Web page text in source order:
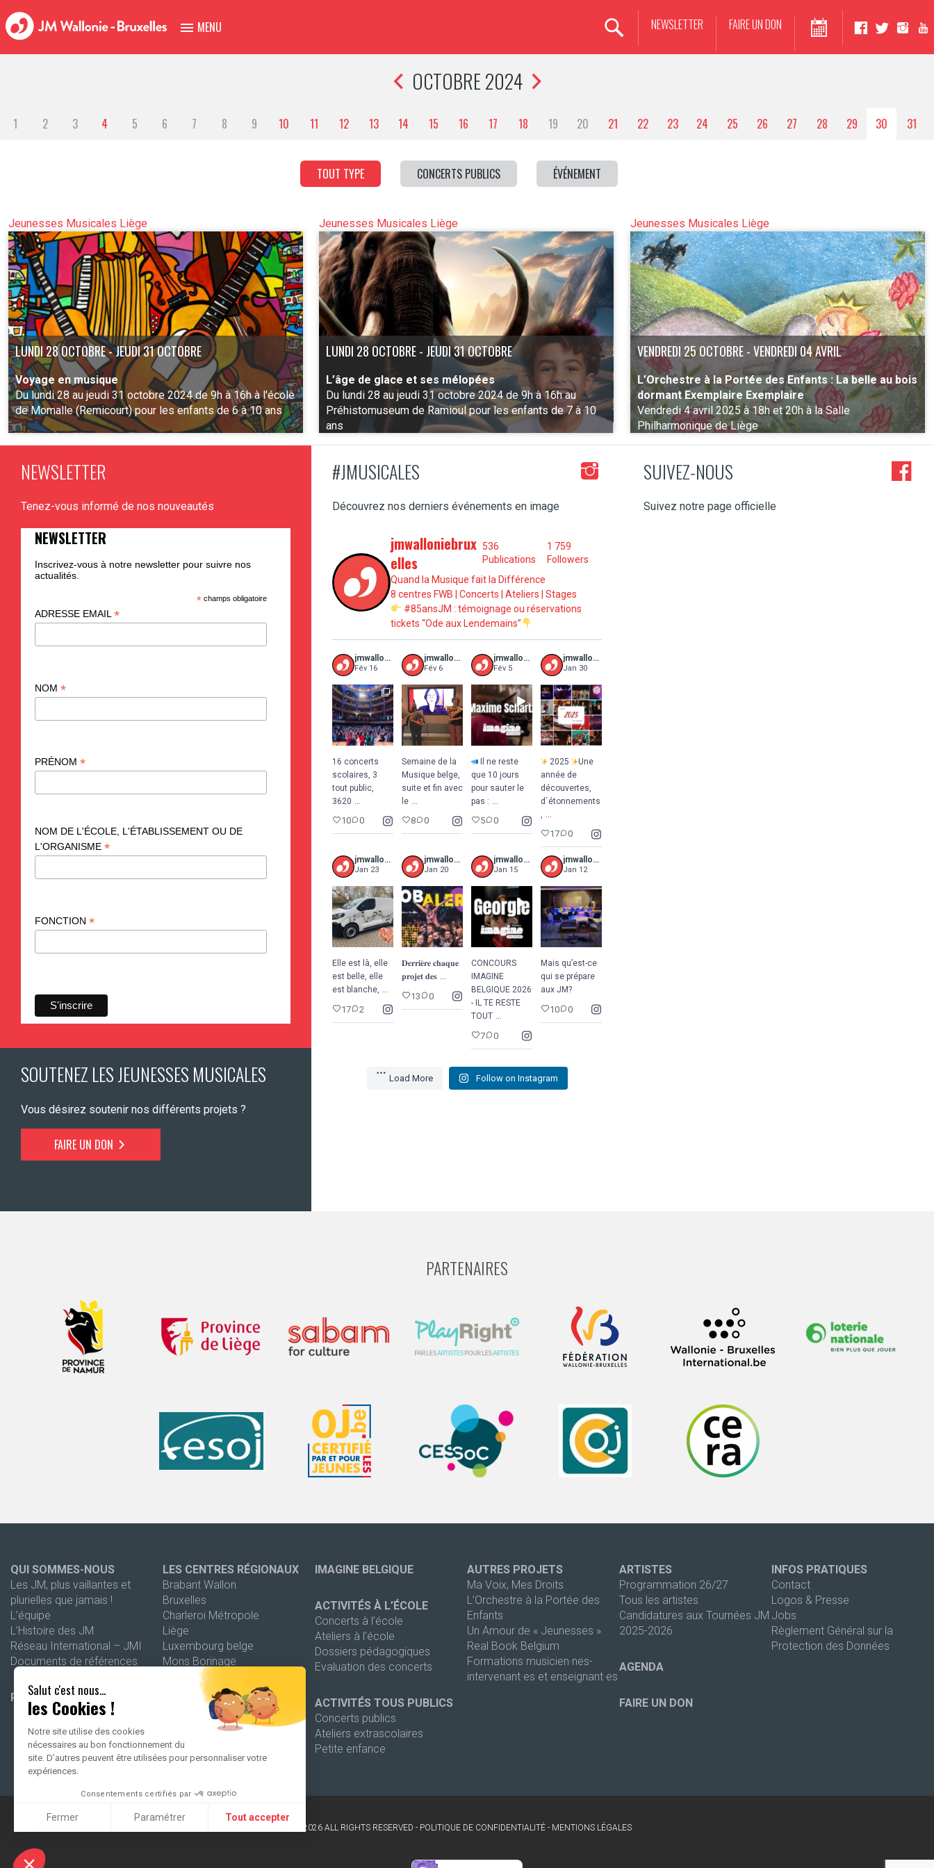
Salut c'est nous...
les Cookies !
Notre site utilise des cookies
nécessaires au bon fonctionnement du
site. D’autres peuvent être utilisées pour personnaliser votre
expériences.
Consentements certifiés par
Fermer Paramétrer Tout accepter
Plateforme de Gestion du Consentement : Personnalisez vos Options
FAIRE UN DON
NEWSLETTER
MENU
OCTOBRE 2024
1 2 3 4 5 6 7 8 9 10 11 12 13 14 15 16 17 18 19 20 21 22 23 24 25 26 27 28 29 30 31
TOUT TYPE CONCERTS PUBLICS ÉVÉNEMENT
Jeunesses Musicales Liège
LUNDI 28 OCTOBRE - JEUDI 31 OCTOBRE
Voyage en musique
Du lundi 28 au jeudi 31 octobre 2024 de 9h à 16h à l'école
de Momalle (Remicourt) pour les enfants de 6 à 10 ans
Jeunesses Musicales Liège
LUNDI 28 OCTOBRE - JEUDI 31 OCTOBRE
L’âge de glace et ses mélopées
Du lundi 28 au jeudi 31 octobre 2024 de 9h à 16h au
Préhistomuseum de Ramioul pour les enfants de 7 à 10
ans
Jeunesses Musicales Liège
VENDREDI 25 OCTOBRE - VENDREDI 04 AVRIL
L’Orchestre à la Portée des Enfants : La belle au bois
dormant Exemplaire Exemplaire
Vendredi 4 avril 2025 à 18h et 20h à la Salle
Philharmonique de Liège
NEWSLETTER
Tenez-vous informé de nos nouveautés
NEWSLETTER
Inscrivez-vous à notre newsletter pour suivre nos
actualités.
* champs obligatoire
ADRESSE EMAIL *
NOM *
PRÉNOM *
NOM DE L'ÉCOLE, L'ÉTABLISSEMENT OU DE
L'ORGANISME *
FONCTION *
SOUTENEZ LES JEUNESSES MUSICALES
Vous désirez soutenir nos différents projets ?
FAIRE UN DON
#JMUSICALES
Découvrez nos derniers événements en image
jmwalloniebrux
elles
536
Publications
1 759
Followers
Quand la Musique fait la Différence
8 centres FWB | Concerts | Ateliers | Stages
#85ansJM : témoignage ou réservations
tickets “Ode aux Lendemains”
jmwalloniebruxelles
Fév 16
16 concerts
scolaires, 3
tout public,
3620 ...
10 0
jmwalloniebruxelles
Fév 6
Semaine de la
Musique belge,
suite et fin avec
le ...
8 0
jmwalloniebruxelles
Fév 5
Il ne reste
que 10 jours
pour sauter le
pas : ...
5 0
jmwalloniebruxelles
Jan 30
2025
Une
année de
découvertes,
d`étonnements
, ...
17 0
jmwalloniebruxelles
Jan 23
Elle est là, elle
est belle, elle
est blanche, ...
17 2
jmwalloniebruxelles
Jan 20
𝐃𝐞𝐫𝐫𝐢𝐞̀𝐫𝐞 𝐜𝐡𝐚𝐪𝐮𝐞
𝐩𝐫𝐨𝐣𝐞𝐭 𝐝𝐞𝐬 ...
13 0
jmwalloniebruxelles
Jan 15
CONCOURS
IMAGINE
BELGIQUE 2026
- IL TE RESTE
TOUT ...
7 0
jmwalloniebruxelles
Jan 12
Mais qu’est-ce
qui se prépare
aux JM?
10 0
Load More Follow on Instagram
SUIVEZ-NOUS
Suivez notre page officielle
PARTENAIRES
QUI SOMMES-NOUS
Les JM, plus vaillantes et
plurielles que jamais !
L’équipe
L’Histoire des JM
Réseau International – JMI
Documents de références
PROGRAMMATION 26-27
LES CENTRES RÉGIONAUX
Brabant Wallon
Bruxelles
Charleroi Métropole
Liège
Luxembourg belge
Mons Borinage
Wallonie picarde
IMAGINE BELGIQUE
ACTIVITÉS À L’ÉCOLE
Concerts à l’école
Ateliers à l’école
Dossiers pédagogiques
Evaluation des concerts
ACTIVITÉS TOUS PUBLICS
Concerts publics
Ateliers extrascolaires
Petite enfance
AUTRES PROJETS
Ma Voix, Mes Droits
L’Orchestre à la Portée des
Enfants
Un Amour de « Jeunesses »
Real Book Belgium
Formations musicien·nes-
intervenant·es et enseignant·es
ARTISTES
Programmation 26/27
Tous les artistes
Candidatures aux Tournées JM
2025-2026
AGENDA
FAIRE UN DON
INFOS PRATIQUES
Contact
Logos & Presse
Jobs
Règlement Général sur la
Protection des Données
2026 ALL RIGHTS RESERVED - POLITIQUE DE CONFIDENTIALITÉ- MENTIONS LÉGALES